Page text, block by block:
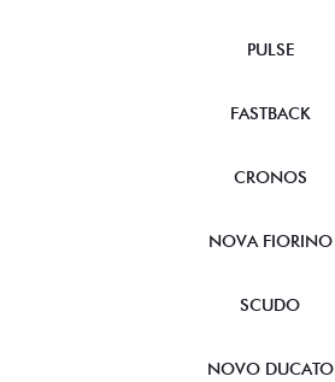
PULSE
FASTBACK
CRONOS
NOVA FIORINO
SCUDO
NOVO DUCATO